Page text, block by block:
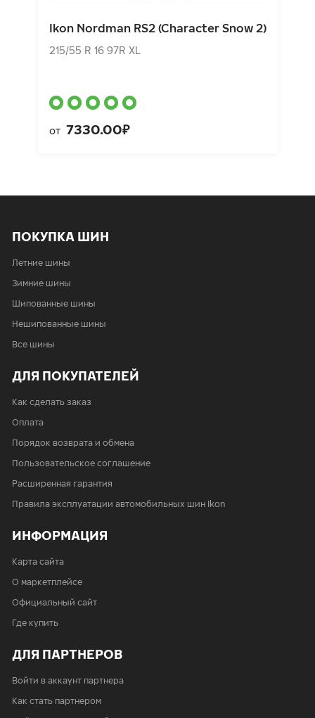
Ikon Nordman RS2 (Character Snow 2)
215/55 R 16 97R XL
от 7330.00₽
от7330.00₽
ПОКУПКА ШИН
Летние шины
Зимние шины
Шипованные шины
Нешипованные шины
Все шины
ДЛЯ ПОКУПАТЕЛЕЙ
Как сделать заказ
Оплата
Порядок возврата и обмена
Пользовательское соглашение
Расширенная гарантия
Правила эксплуатации автомобильных шин Ikon
ИНФОРМАЦИЯ
Карта сайта
О маркетплейсе
Официальный сайт
Где купить
ДЛЯ ПАРТНЕРОВ
Войти в аккаунт партнера
Как стать партнером